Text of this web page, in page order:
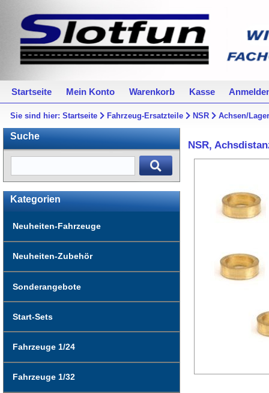
Startseite Mein Konto Warenkorb Kasse
Sie sind hier:Startseite Fahrzeug-Ersatzteile NSR Achsen/
Suche
Kategorien
Neuheiten-Fahrzeuge
Neuheiten-Zubehör
Sonderangebote
Start-Sets
Fahrzeuge 1/24
Fahrzeuge 1/32
NSR,